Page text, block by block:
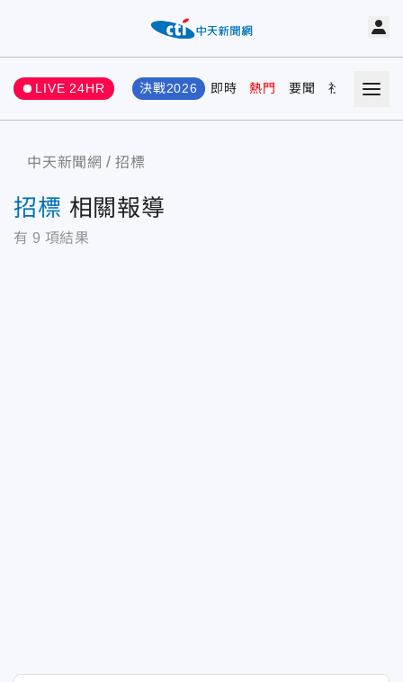
LIVE 24HR 決戰2026 即時 熱門 要聞 社會 娛樂
中天新聞網 招標
招標 相關報導
有 9 項結果